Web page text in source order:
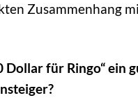
Zusammenhang
Dollar für Ringo“ ein